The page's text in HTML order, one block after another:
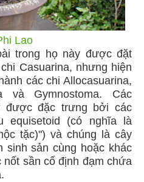
Lao
trong họ này được đặt
Casuarina, nhưng hiện
các chi Allocasuarina,
và Gymnostoma. Các
được đặc trưng bởi các
equisetoid (có nghĩa là
tặc)") và chúng là cây
sản cùng hoặc khác
nốt sần cố định đạm chứa